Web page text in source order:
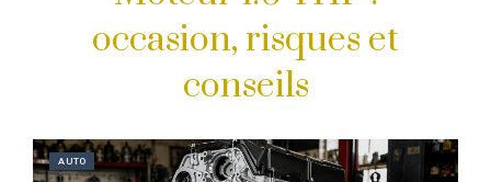
occasion, risques et
conseils
AUTO